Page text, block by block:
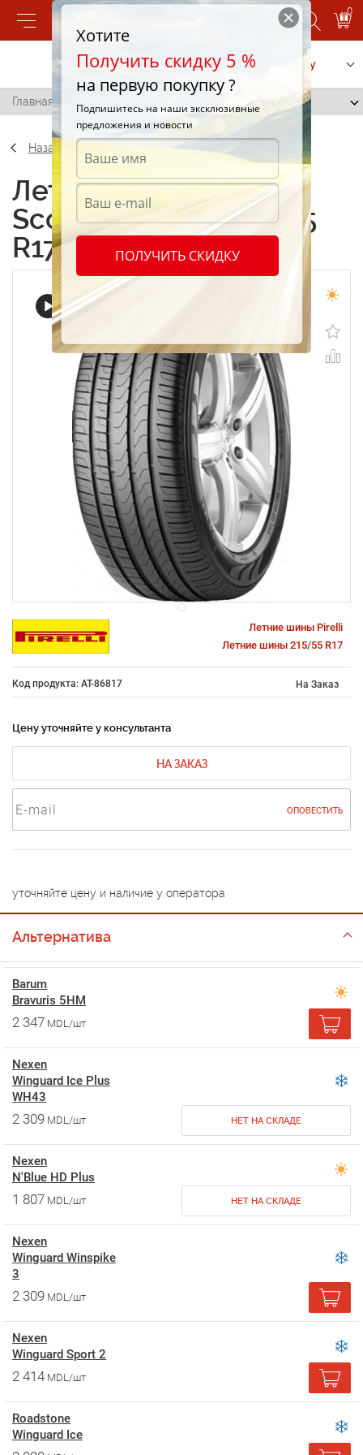
0
Позвонить Заказать услугу
Главная / Pirelli Scorpion Verde 215/55 R17 94V
Назад
Летние шины Pirelli
Scorpion Verde 215/55
R17 94V
Летние шины Pirelli
Летние шины 215/55 R17
Код продукта: AT-86817 На Заказ
Цену уточняйте у консультанта
НА ЗАКАЗ
ОПОВЕСТИТЬ
уточняйте цену и наличие у оператора
Альтернатива
Barum
Bravuris 5HM
2 347 MDL/шт
Nexen
Winguard Ice Plus
WH43
2 309 MDL/шт НЕТ НА СКЛАДЕ
Nexen
N'Blue HD Plus
1 807 MDL/шт НЕТ НА СКЛАДЕ
Nexen
Winguard Winspike
3
2 309 MDL/шт
Nexen
Winguard Sport 2
2 414 MDL/шт
Roadstone
Winguard Ice
Хотите
Получить скидку 5 %
на первую покупку ?
Подпишитесь на наши эксклюзивные
предложения и новости
ПОЛУЧИТЬ СКИДКУ